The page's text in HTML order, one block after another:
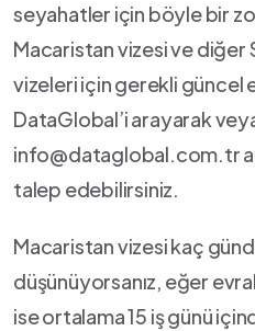
seyahatler için böyle bir
Macaristan vizesi ve diğer
vizeleri için gerekli güncel
DataGlobal’i arayarak
info@dataglobal.com.tr
talep edebilirsiniz.
Macaristan vizesi kaç
düşünüyorsanız, eğer
ise ortalama 15 iş günü